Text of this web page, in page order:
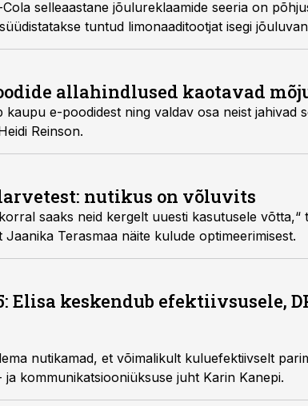
selleaastane jõulureklaamide seeria on
tuntud limonaaditootjat isegi
allahindlused kaotavad
kaupu e-poodidest ning valdav osa neist jahivad
Reinson.
nutikus on võluvits
saaks neid kergelt uuesti kasutusele võtta,“
Terasmaa näite kulude optimeerimisest.
Elisa keskendub efektiivsusele,
nutikamad, et võimalikult kuluefektiivselt
kommunikatsiooniüksuse juht Karin Kanepi.